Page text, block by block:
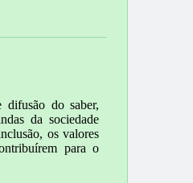
do saber,
da sociedade
os valores
para o